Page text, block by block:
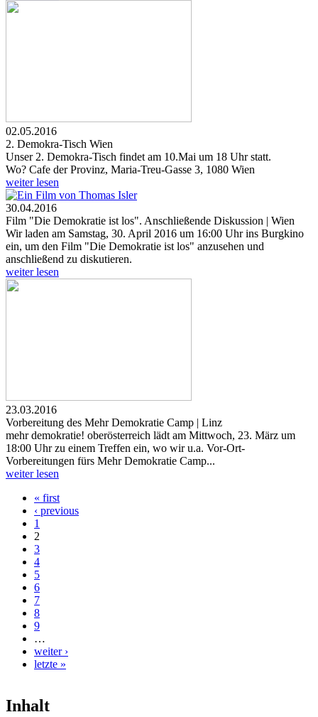
02.05.2016
2. Demokra-Tisch Wien
Unser 2. Demokra-Tisch findet am 10.Mai um 18 Uhr statt.
Wo? Cafe der Provinz, Maria-Treu-Gasse 3, 1080 Wien
weiter lesen
30.04.2016
Film "Die Demokratie ist los". Anschließende Diskussion | Wien
Wir laden am Samstag, 30. April 2016 um 16:00 Uhr ins Burgkino
ein, um den Film "Die Demokratie ist los" anzusehen und
anschließend zu diskutieren.
weiter lesen
23.03.2016
Vorbereitung des Mehr Demokratie Camp | Linz
mehr demokratie! oberösterreich lädt am Mittwoch, 23. März um
18:00 Uhr zu einem Treffen ein, wo wir u.a. Vor-Ort-
Vorbereitungen fürs Mehr Demokratie Camp...
weiter lesen
Seiten
« first
‹ previous
1
2
3
4
5
6
7
8
9
…
weiter ›
letzte »
Inhalt